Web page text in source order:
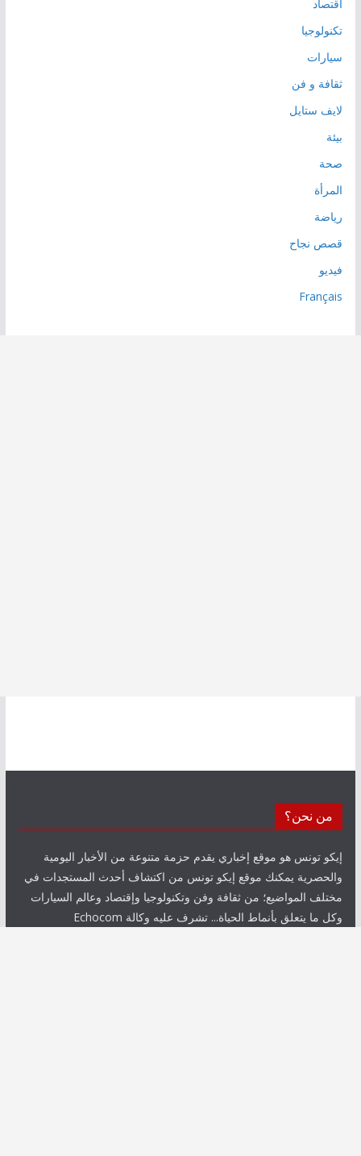
اقتصاد
تكنولوجيا
سيارات
ثقافة و فن
لايف ستايل
بيئة
صحة
المرأة
رياضة
قصص نجاح
فيديو
Français
من نحن؟
إيكو تونس هو موقع إخباري يقدم حزمة متنوعة من الأخبار اليومية
والحصرية يمكنك موقع إيكو تونس من اكتشاف أحدث المستجدات في
مختلف المواضيع؛ من ثقافة وفن وتكنولوجيا وإقتصاد وعالم السيارات
وكل ما يتعلق بأنماط الحياة... تشرف عليه وكالة Echocom